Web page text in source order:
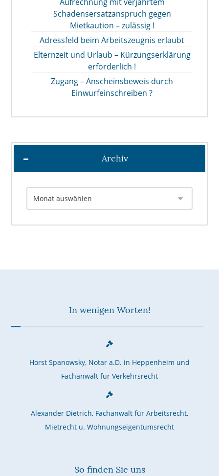
Schadensersatzanspruch gegen
Mietkaution – zulässig !
Adressfeld beim Arbeitszeugnis erlaubt
Elternzeit und Urlaub – Kürzungserklärung
erforderlich !
Zugang – Anscheinsbeweis durch
Einwurfeinschreiben ?
Archiv
In wenigen Worten!
Horst Spanowsky, Notar a.D. in Heppenheim und
Fachanwalt für Verkehrsrecht
Alexander Dietrich, Fachanwalt für Arbeitsrecht,
Mietrecht u. Wohnungseigentumsrecht
So finden Sie uns